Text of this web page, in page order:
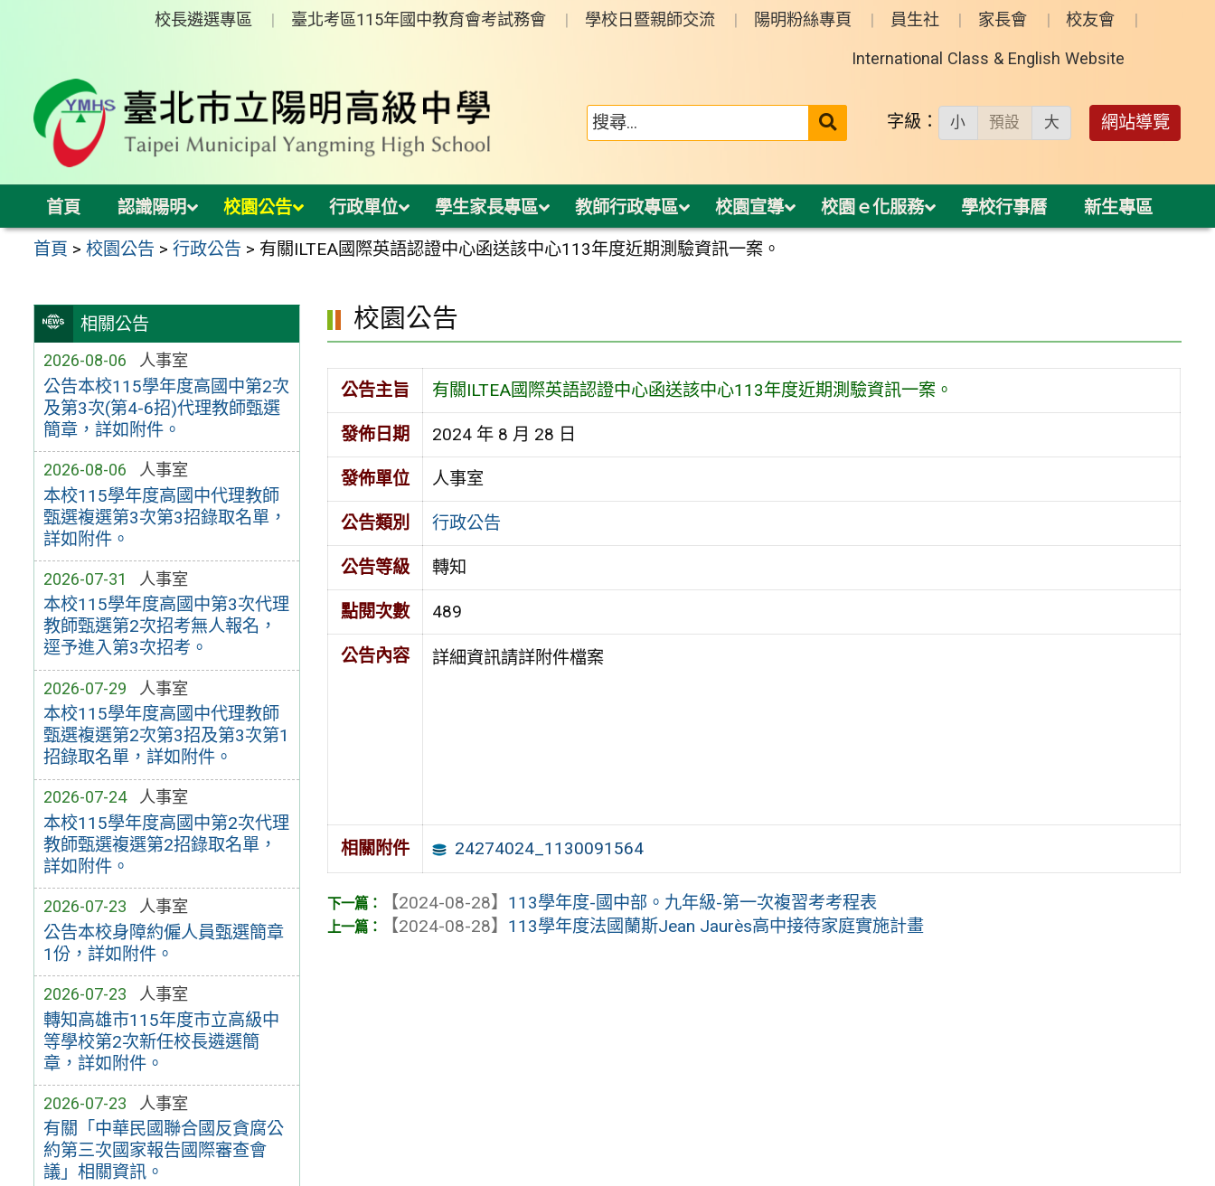
校長遴選專區 臺北考區115年國中教育會考試務會 學校日暨親師交流 陽明粉絲專頁 員生社 家長會 校友會
International Class & English Website
送出 字級： 小 預設 大 網站導覽
首頁 認識陽明 校園公告 行政單位 學生家長專區 教師行政專區 校園宣導 校園ｅ化服務 學校行事曆 新生專區
首頁 >校園公告 >行政公告 > 有關ILTEA國際英語認證中心函送該中心113年度近期測驗資訊一案。
相關公告
2026-08-06 人事室
公告本校115學年度高國中第2次
及第3次(第4-6招)代理教師甄選
簡章，詳如附件。
2026-08-06 人事室
本校115學年度高國中代理教師
甄選複選第3次第3招錄取名單，
詳如附件。
2026-07-31 人事室
本校115學年度高國中第3次代理
教師甄選第2次招考無人報名，
逕予進入第3次招考。
2026-07-29 人事室
本校115學年度高國中代理教師
甄選複選第2次第3招及第3次第1
招錄取名單，詳如附件。
2026-07-24 人事室
本校115學年度高國中第2次代理
教師甄選複選第2招錄取名單，
詳如附件。
2026-07-23 人事室
公告本校身障約僱人員甄選簡章
1份，詳如附件。
2026-07-23 人事室
轉知高雄市115年度市立高級中
等學校第2次新任校長遴選簡
章，詳如附件。
2026-07-23 人事室
有關「中華民國聯合國反貪腐公
約第三次國家報告國際審查會
議」相關資訊。
校園公告
公告主旨 有關ILTEA國際英語認證中心函送該中心113年度近期測驗資訊一案。
發佈日期 2024 年 8 月 28 日
發佈單位 人事室
公告類別 行政公告
公告等級 轉知
點閱次數 489
公告內容 詳細資訊請詳附件檔案
相關附件 24274024_1130091564
【2024-08-28】 113學年度-國中部。九年級-第一次複習考考程表
【2024-08-28】 113學年度法國蘭斯Jean Jaurès高中接待家庭實施計畫